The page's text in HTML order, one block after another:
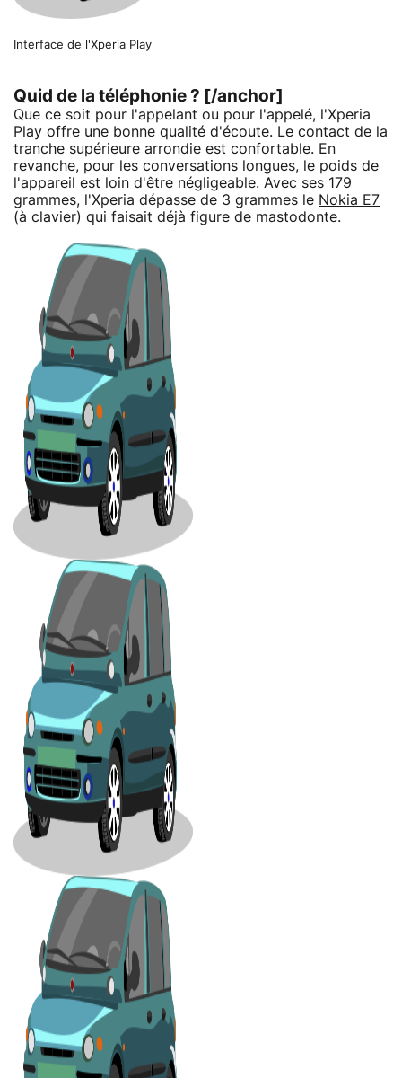
Interface de l'Xperia Play
Quid de la téléphonie ? [/anchor]
Que ce soit pour l'appelant ou pour l'appelé, l'Xperia
Play offre une bonne qualité d'écoute. Le contact de la
tranche supérieure arrondie est confortable. En
revanche, pour les conversations longues, le poids de
l'appareil est loin d'être négligeable. Avec ses 179
grammes, l'Xperia dépasse de 3 grammes le Nokia E7
(à clavier) qui faisait déjà figure de mastodonte.